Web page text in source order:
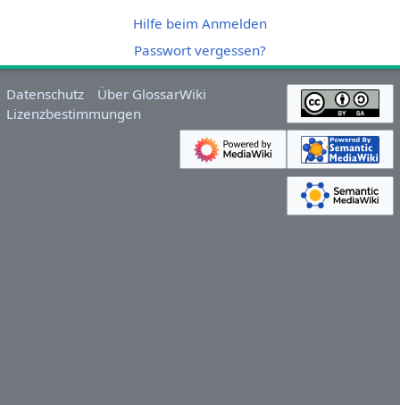
Hilfe beim Anmelden
Passwort vergessen?
Datenschutz
Über GlossarWiki
Lizenzbestimmungen